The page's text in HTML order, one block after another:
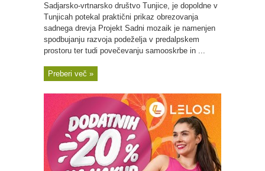
Sadjarsko-vrtnarsko društvo Tunjice, je dopoldne v
Tunjicah potekal praktični prikaz obrezovanja
sadnega drevja Projekt Sadni mozaik je namenjen
spodbujanju razvoja podeželja v predalpskem
prostoru ter tudi povečevanju samooskrbe in ...
Preberi več »